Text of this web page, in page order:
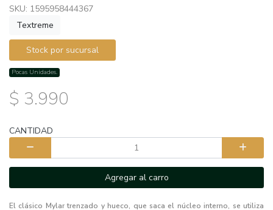
SKU: 1595958444367
Textreme
Stock por sucursal
Pocas Unidades.
$ 3.990
CANTIDAD
Agregar al carro
El clásico Mylar trenzado y hueco, que saca el núcleo interno, se utiliza